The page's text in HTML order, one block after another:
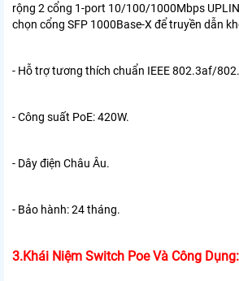
rộng 2 cổng 1-port 10/100/1000Mbps
chọn cổng SFP 1000Base-X để truyền dẫn
- Hỗ trợ tương thích chuẩn IEEE 802.3af/
- Công suất PoE: 420W.
- Dây điện Châu Âu.
- Bảo hành: 24 tháng.
3.Khái Niệm Switch Poe Và Công Dụng: